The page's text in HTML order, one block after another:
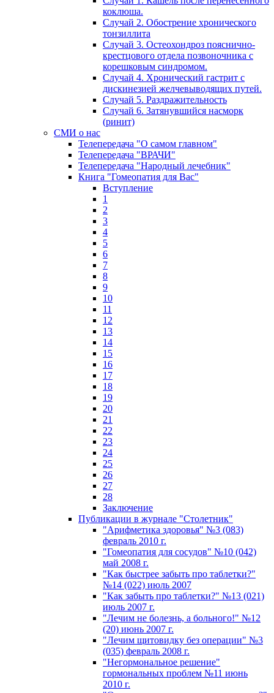
коклюша.
Случай 2. Обострение хронического
тонзиллита
Случай 3. Остеохондроз пояснично-
крестцового отдела позвоночника с
корешковым синдромом.
Случай 4. Хронический гастрит с
дискинезией желчевыводящих путей.
Случай 5. Раздражительность
Случай 6. Затянувшийся насморк
(ринит)
СМИ о нас
Телепередача "О самом главном"
Телепередача "ВРАЧИ"
Телепередача "Народный лечебник"
Книга "Гомеопатия для Вас"
Вступление
1
2
3
4
5
6
7
8
9
10
11
12
13
14
15
16
17
18
19
20
21
22
23
24
25
26
27
28
Заключение
Публикации в журнале "Столетник"
"Арифметика здоровья" №3 (083)
февраль 2010 г.
"Гомеопатия для сосудов" №10 (042)
май 2008 г.
"Как быстрее забыть про таблетки?"
№14 (022) июль 2007
"Как забыть про таблетки?" №13 (021)
июль 2007 г.
"Лечим не болезнь, а больного!" №12
(20) июнь 2007 г.
"Лечим щитовидку без операции" №3
(035) февраль 2008 г.
"Негормональное решение"
гормональных проблем №11 июнь
2010 г.